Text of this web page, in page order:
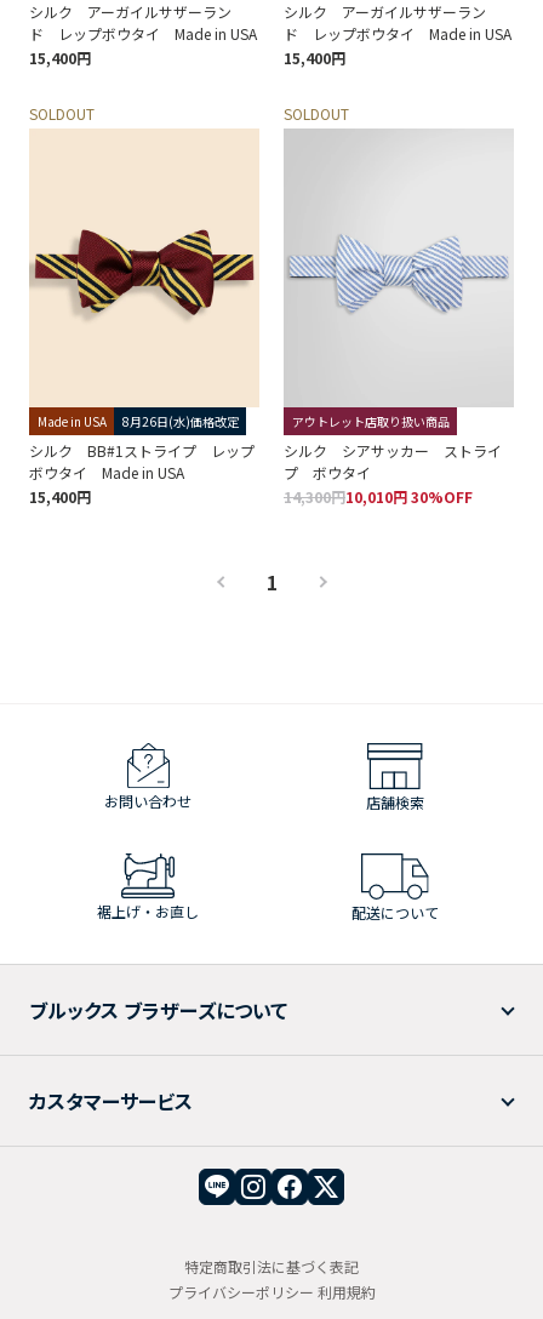
シルク アーガイルサザーラン
ド レップボウタイ Made in USA
15,400円
シルク アーガイルサザーラン
ド レップボウタイ Made in USA
15,400円
SOLDOUT
Made in USA 8月26日(水)価格改定
シルク BB#1ストライプ レップ
ボウタイ Made in USA
15,400円
SOLDOUT
アウトレット店取り扱い商品
シルク シアサッカー ストライ
プ ボウタイ
14,300円10,010円 30%OFF
1
お問い合わせ 店舗検索
裾上げ・お直し 配送について
ブルックス ブラザーズについて
カスタマーサービス
特定商取引法に基づく表記
プライバシーポリシー 利用規約